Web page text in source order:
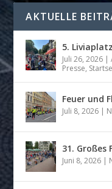
AKTUELLE
5.
Juli 26, 2026 |
Presse,
Feuer und
Juli 8, 2026 |
31. Großes
Juni 8, 2026 |